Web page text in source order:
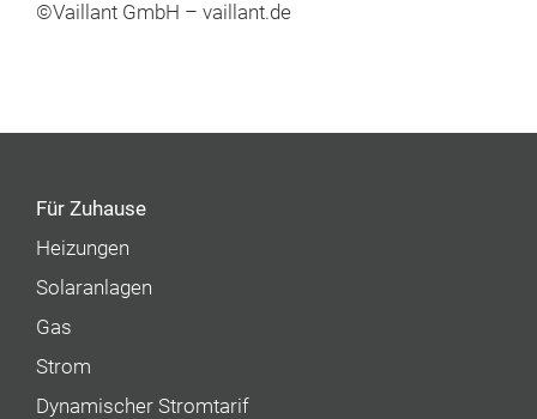
©Vaillant GmbH – vaillant.de
Für Zuhause
Heizungen
Solaranlagen
Gas
Strom
Dynamischer Stromtarif